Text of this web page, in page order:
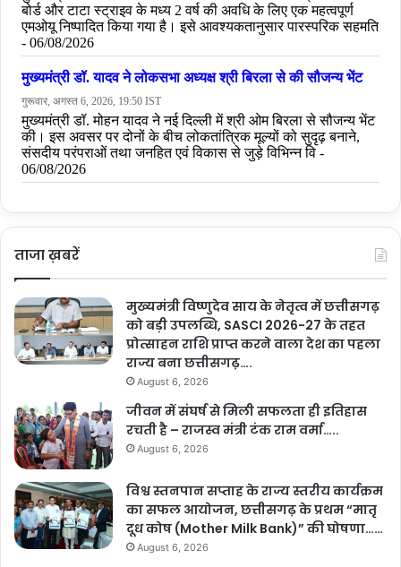
ताजा ख़बरें
मुख्यमंत्री विष्णुदेव साय के नेतृत्व में छत्तीसगढ़
को बड़ी उपलब्धि, SASCI 2026-27 के तहत
प्रोत्साहन राशि प्राप्त करने वाला देश का पहला
राज्य बना छत्तीसगढ़….
August 6, 2026
जीवन में संघर्ष से मिली सफलता ही इतिहास
रचती है – राजस्व मंत्री टंक राम वर्मा…..
August 6, 2026
विश्व स्तनपान सप्ताह के राज्य स्तरीय कार्यक्रम
का सफल आयोजन, छत्तीसगढ़ के प्रथम “मातृ
दूध कोष (Mother Milk Bank)” की घोषणा……
August 6, 2026